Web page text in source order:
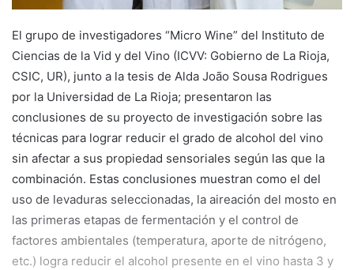
El grupo de investigadores “Micro Wine” del Instituto de
Ciencias de la Vid y del Vino (ICVV: Gobierno de La Rioja,
CSIC, UR), junto a la tesis de Alda João Sousa Rodrigues
por la Universidad de La Rioja; presentaron las
conclusiones de su proyecto de investigación sobre las
técnicas para lograr reducir el grado de alcohol del vino
sin afectar a sus propiedad sensoriales según las que la
combinación. Estas conclusiones muestran como el del
uso de levaduras seleccionadas, la aireación del mosto en
las primeras etapas de fermentación y el control de
factores ambientales (temperatura, aporte de nitrógeno,
etc.) logra reducir el alcohol presente en el vino hasta 3 y